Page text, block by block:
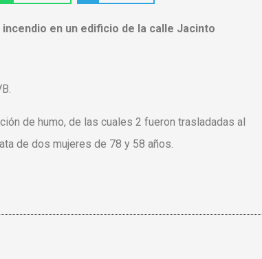
en un edificio de la calle Jacinto
de humo, de las cuales 2 fueron trasladadas al
de dos mujeres de 78 y 58 años.